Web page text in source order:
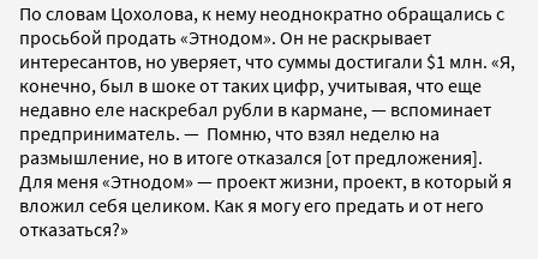
По словам Цохолова, к нему неоднократно обращались с
просьбой продать «Этнодом». Он не раскрывает
интересантов, но уверяет, что суммы достигали $1 млн. «Я,
конечно, был в шоке от таких цифр, учитывая, что еще
недавно еле наскребал рубли в кармане, — вспоминает
предприниматель. — Помню, что взял неделю на
размышление, но в итоге отказался [от предложения].
Для меня «Этнодом» — проект жизни, проект, в который я
вложил себя целиком. Как я могу его предать и от него
отказаться?»